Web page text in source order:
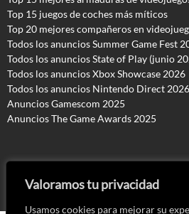
Valoramos tu privacidad
Usamos cookies para mejorar su
Top 15 juegos de coches más míticos
Top 20 mejores compañeros en
Todos los anuncios Summer Game Fest
Todos los anuncios State of Play (junio
Todos los anuncios Xbox Showcase 2026
Todos los anuncios Nintendo Direct 2026
Anuncios Gamescom 2025
Anuncios The Game Awards 2025
Copyright © 2016 -
Cosas de Chicas Gamers. Todos los